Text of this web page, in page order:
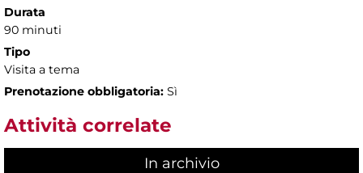
Durata
90 minuti
Tipo
Visita a tema
Prenotazione obbligatoria: Sì
Attività correlate
In archivio